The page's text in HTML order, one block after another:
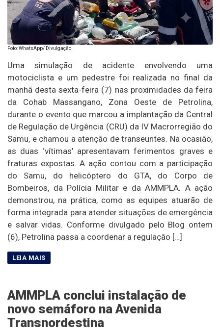
Foto: WhatsApp/ Divulgação
Uma simulação de acidente envolvendo uma
motociclista e um pedestre foi realizada no final da
manhã desta sexta-feira (7) nas proximidades da feira
da Cohab Massangano, Zona Oeste de Petrolina,
durante o evento que marcou a implantação da Central
de Regulação de Urgência (CRU) da IV Macrorregião do
Samu, e chamou a atenção de transeuntes. Na ocasião,
as duas ‘vítimas’ apresentavam ferimentos graves e
fraturas expostas. A ação contou com a participação
do Samu, do helicóptero do GTA, do Corpo de
Bombeiros, da Polícia Militar e da AMMPLA. A ação
demonstrou, na prática, como as equipes atuarão de
forma integrada para atender situações de emergência
e salvar vidas. Conforme divulgado pelo Blog ontem
(6), Petrolina passa a coordenar a regulação […]
AMMPLA conclui instalação de
novo semáforo na Avenida
Transnordestina